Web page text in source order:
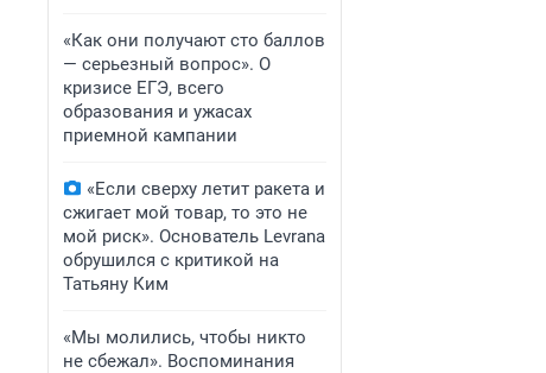
«Как они получают сто баллов
— серьезный вопрос». О
кризисе ЕГЭ, всего
образования и ужасах
приемной кампании
«Если сверху летит ракета и
сжигает мой товар, то это не
мой риск». Основатель Levrana
обрушился с критикой на
Татьяну Ким
«Мы молились, чтобы никто
не сбежал». Воспоминания